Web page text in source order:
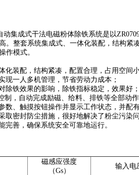
集成式干法电磁粉体除铁系统是以
。整套系统集成式、一体化装配，结构
作模式。
装配，结构紧凑，配置合理，占用空间
一人多机管理，节省劳动力成本；
除铁效果的影响，除铁指标稳定，效果好
，自动完成励磁、给料、排铁等全部动
、触摸按钮操作并显示工作状态，并配
取密封防尘措施，很好地解决了粉尘污染
善，确保系统安全可靠地运行。
磁感应强度
（Gs）
输入电